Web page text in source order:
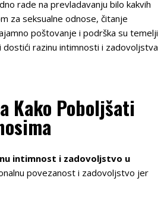
rade na prevladavanju bilo kakvih
za seksualne odnose, čitanje
poštovanje i podrška su temelji
razinu intimnosti i zadovoljstva
Kako Poboljšati
intimnost i zadovoljstvo u
povezanost i zadovoljstvo jer